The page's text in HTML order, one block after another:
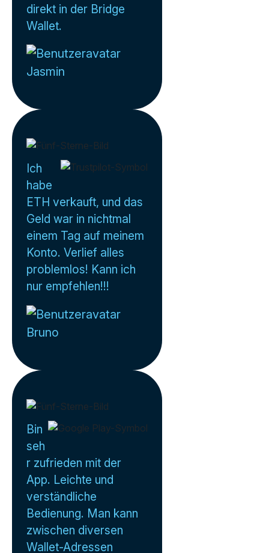
direkt in der Bridge
Wallet.
Jasmin
Ich
habe
ETH verkauft, und das
Geld war in nichtmal
einem Tag auf meinem
Konto. Verlief alles
problemlos! Kann ich
nur empfehlen!!!
Bruno
Bin
seh
r zufrieden mit der
App. Leichte und
verständliche
Bedienung. Man kann
zwischen diversen
Wallet-Adressen